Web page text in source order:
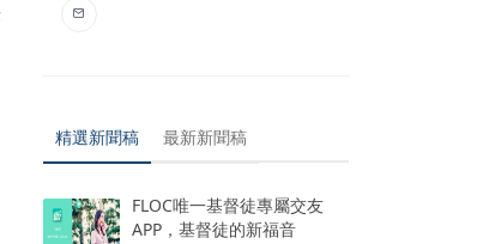
精選新聞稿 最新新聞稿
FLOC唯一基督徒專屬交友
APP，基督徒的新福音